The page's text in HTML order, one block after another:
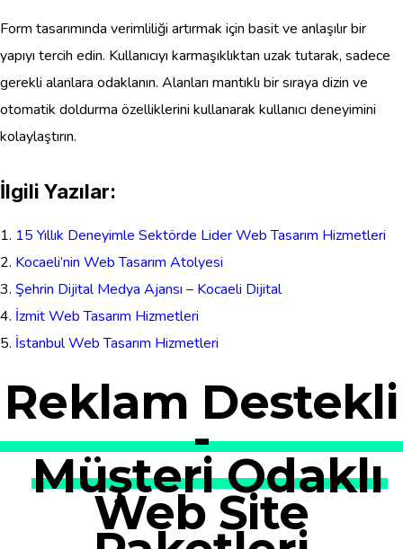
Form tasarımında verimliliği artırmak için basit ve anlaşılır bir
yapıyı tercih edin. Kullanıcıyı karmaşıklıktan uzak tutarak, sadece
gerekli alanlara odaklanın. Alanları mantıklı bir sıraya dizin ve
otomatik doldurma özelliklerini kullanarak kullanıcı deneyimini
kolaylaştırın.
İlgili Yazılar:
15 Yıllık Deneyimle Sektörde Lider Web Tasarım Hizmetleri
Kocaeli’nin Web Tasarım Atolyesi
Şehrin Dijital Medya Ajansı – Kocaeli Dijital
İzmit Web Tasarım Hizmetleri
İstanbul Web Tasarım Hizmetleri
Reklam Destekli
-
Müşteri Odaklı
Web Site